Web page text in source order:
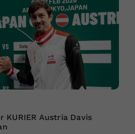
Austria Davis